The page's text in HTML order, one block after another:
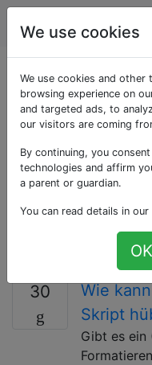
Als
Eine Befehlszeile ist
Befehlsinterpreter
Programmen oder
Interpreter
Escapezeichen und
30
Wie
Skript
Gibt es ein
We use cookies
We use cookies and
browsing experience on
and targeted ads, to
our visitors are coming
By continuing, you
technologies and affirm
a parent or guardian.
You can read details in our